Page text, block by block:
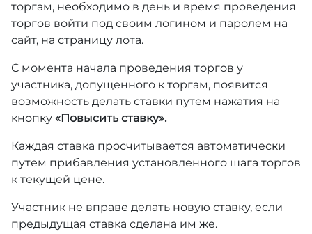
торгам, необходимо в день и время проведения
торгов войти под своим логином и паролем на
сайт, на страницу лота.
С момента начала проведения торгов у
участника, допущенного к торгам, появится
возможность делать ставки путем нажатия на
кнопку «Повысить ставку».
Каждая ставка просчитывается автоматически
путем прибавления установленного шага торгов
к текущей цене.
Участник не вправе делать новую ставку, если
предыдущая ставка сделана им же.